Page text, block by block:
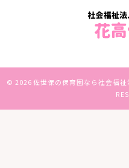
© 2026 佐世保の保育園なら社会福